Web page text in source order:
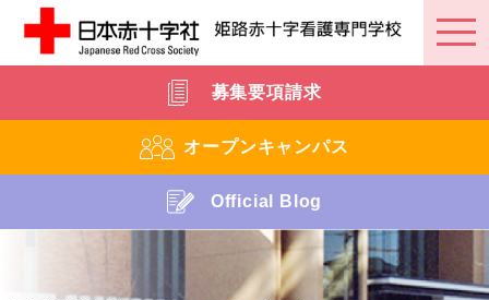
募集要項請求
オープンキャンパス
Official Blog